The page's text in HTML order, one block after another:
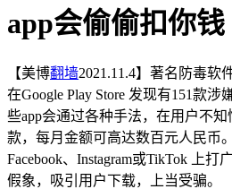
app会偷偷扣你钱
【美博翻墙2021.11.4】著名防毒软
在Google Play Store 发现有151款
些app会通过各种手法，在用户不
款，每月金额可高达数百元人民币
Facebook、Instagram或TikTok 上打
假象，吸引用户下载，上当受骗。